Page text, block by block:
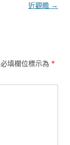
近觀瞻 →
必填欄位標示為 *